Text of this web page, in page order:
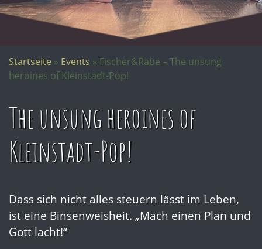
Startseite » Events » Fischer&Rabe – The unsung
heroines of Kleinstadt-Pop!
The unsung heroines of
Kleinstadt-Pop!
Dass sich nicht alles steuern lässt im Leben,
ist eine Binsenweisheit. „Mach einen Plan und
Gott lacht!“